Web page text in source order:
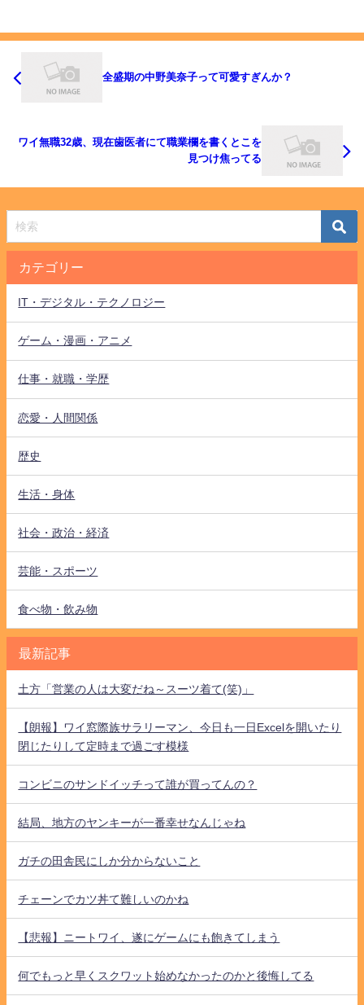
全盛期の中野美奈子って可愛すぎんか？
ワイ無職32歳、現在歯医者にて職業欄を書くとこを
見つけ焦ってる
カテゴリー
IT・デジタル・テクノロジー
ゲーム・漫画・アニメ
仕事・就職・学歴
恋愛・人間関係
歴史
生活・身体
社会・政治・経済
芸能・スポーツ
食べ物・飲み物
最新記事
土方「営業の人は大変だね～スーツ着て(笑)」
【朗報】ワイ窓際族サラリーマン、今日も一日Excelを開いたり
閉じたりして定時まで過ごす模様
コンビニのサンドイッチって誰が買ってんの？
結局、地方のヤンキーが一番幸せなんじゃね
ガチの田舎民にしか分からないこと
チェーンでカツ丼て難しいのかね
【悲報】ニートワイ、遂にゲームにも飽きてしまう
何でもっと早くスクワット始めなかったのかと後悔してる